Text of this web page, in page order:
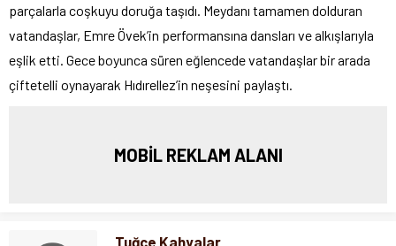
parçalarla coşkuyu doruğa taşıdı. Meydanı tamamen dolduran
vatandaşlar, Emre Övek’in performansına dansları ve alkışlarıyla
eşlik etti. Gece boyunca süren eğlencede vatandaşlar bir arada
çiftetelli oynayarak Hıdırellez’in neşesini paylaştı.
MOBİL REKLAM ALANI
Tuğçe Kahyalar